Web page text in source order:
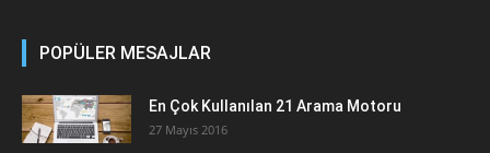
POPÜLER MESAJLAR
En Çok Kullanılan 21 Arama Motoru
27 Mayıs 2016